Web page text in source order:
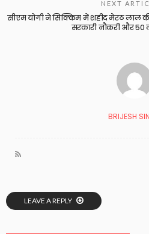
NEXT
सीएम योगी ने सिक्किम में शहीद मेरठ लाल
सरकारी नौकरी और 50
BRIJESH
LEAVE A REPLY